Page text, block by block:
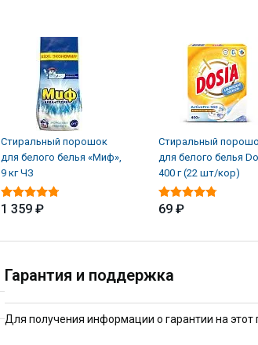
Стиральный порошок
для белого белья «Миф»,
9 кг ЧЗ
1 359 ₽
Стиральный
для белого белья
400 г (22 шт/кор)
69 ₽
Гарантия и поддержка
Для получения информации о гарантии на этот